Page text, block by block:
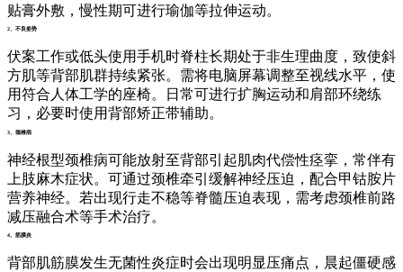
贴膏外敷，慢性期可进行瑜伽等拉伸运动。
2、不良姿势
伏案工作或低头使用手机时脊柱长期处于非生理曲度，致使斜
方肌等背部肌群持续紧张。需将电脑屏幕调整至视线水平，使
用符合人体工学的座椅。日常可进行扩胸运动和肩部环绕练
习，必要时使用背部矫正带辅助。
3、颈椎病
神经根型颈椎病可能放射至背部引起肌肉代偿性痉挛，常伴有
上肢麻木症状。可通过颈椎牵引缓解神经压迫，配合甲钴胺片
营养神经。若出现行走不稳等脊髓压迫表现，需考虑颈椎前路
减压融合术等手术治疗。
4、筋膜炎
背部肌筋膜发生无菌性炎症时会出现明显压痛点，晨起僵硬感